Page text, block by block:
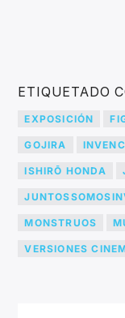
ETIQUETADO
EXPOSICIÓN
GOJIRA
ISHIRŌ HONDA
MONSTRUOS
VERSIONES